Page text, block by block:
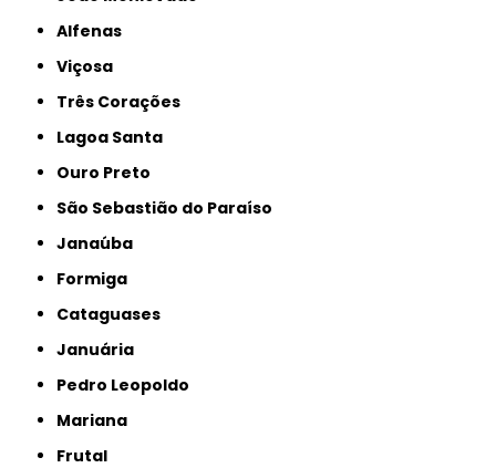
Alfenas
Viçosa
Três Corações
Lagoa Santa
Ouro Preto
São Sebastião do Paraíso
Janaúba
Formiga
Cataguases
Januária
Pedro Leopoldo
Mariana
Frutal